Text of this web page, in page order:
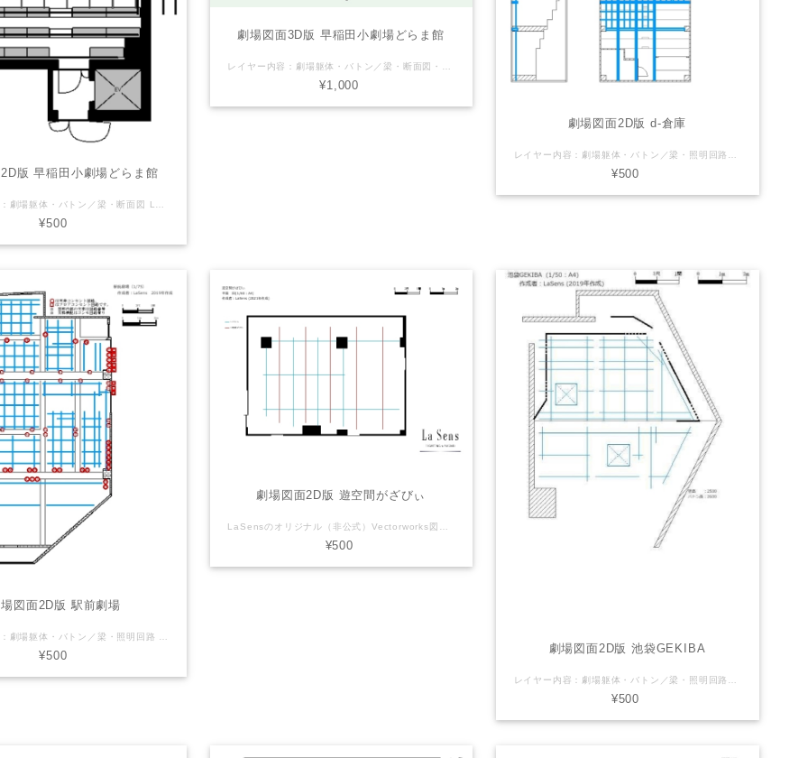
版 早稲田小劇場どらま館
¥500
劇場図面3D版 早稲田小劇場どらま館
¥1,000
劇場図面2D版 d-倉庫
¥500
図面2D版 駅前劇場
レイヤー内容：劇場躯体・バトン／梁・照明回路 LaSensのオリジナル（非公式）Vectorworks図面を販売しております。 【注意】（下記ご了承頂ける方のみご利用下さい） ※誤差や誤表記がある可能性があります。 ※2次利用・商用利用可 ※Vectorworksデータはバージョン2011で製作しております ※使用される方の責任でご自由にお使いください。 ご利用にあたっては当サイトは一切の責任を負わないものとします。 劇場さん側で公式図面(pdfやvector works等)を配布している場合がありますので そちらを併せてご確認・ご利用下さい。
¥500
劇場図面2D版 遊空間がざびぃ
¥500
劇場図面2D版 池袋GEKIBA
¥500